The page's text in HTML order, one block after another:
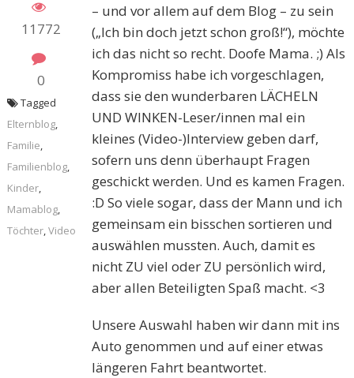
11772
0
– und vor allem auf dem Blog – zu sein
(„Ich bin doch jetzt schon groß!“), möchte
ich das nicht so recht. Doofe Mama. ;) Als
Kompromiss habe ich vorgeschlagen,
dass sie den wunderbaren LÄCHELN
UND WINKEN-Leser/innen mal ein
kleines (Video-)Interview geben darf,
sofern uns denn überhaupt Fragen
geschickt werden. Und es kamen Fragen.
:D So viele sogar, dass der Mann und ich
gemeinsam ein bisschen sortieren und
auswählen mussten. Auch, damit es
nicht ZU viel oder ZU persönlich wird,
aber allen Beteiligten Spaß macht. <3
Unsere Auswahl haben wir dann mit ins
Auto genommen und auf einer etwas
längeren Fahrt beantwortet.
Tagged
Elternblog,
Familie,
Familienblog,
Kinder,
Mamablog,
Töchter,Video